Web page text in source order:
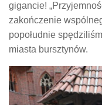
gigancie!
zakończenie
popołudnie
miasta bursztynów.